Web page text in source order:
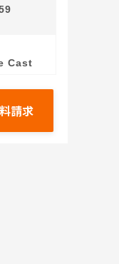
Cast
請求